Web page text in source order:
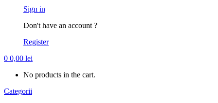
Sign in
Don't have an account ?
Register
0 0,00 lei
No products in the cart.
Categorii